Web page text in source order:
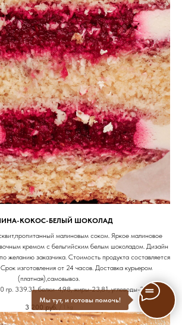
КОКОС-БЕЛЫЙ ШОКОЛАД
малиновым соком. Яркое малиновое
кремом с бельгийским белым шоколадом. Дизайн
желанию заказчика. Стоимость продукта составляется
Срок изготовления от 24 часов. Доставка курьером
(платная),самовывоз.
гр. 339.31, белки-4,98, жиры-23,81, углеводы-24,28
3 200 руб.
Мы тут, и готовы помочь!